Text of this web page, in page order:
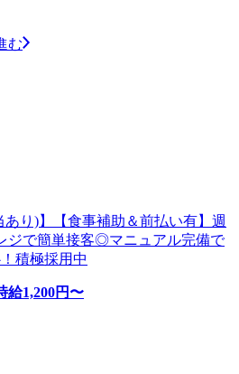
む
あり)】【食事補助＆前払い有】週
ジで簡単接客◎マニュアル完備で
積極採用中
給1,200円〜